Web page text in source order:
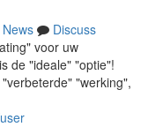
News
Discuss
voor uw
de "ideale" "optie"!
"werking",